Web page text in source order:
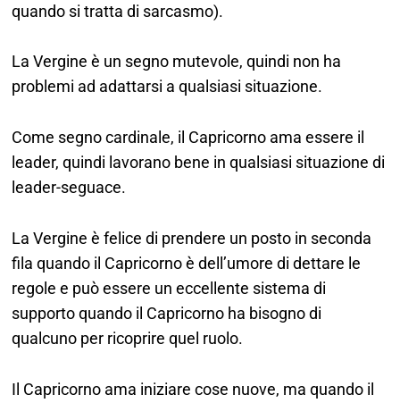
quando si tratta di sarcasmo).
La Vergine è un segno mutevole, quindi non ha
problemi ad adattarsi a qualsiasi situazione.
Come segno cardinale, il Capricorno ama essere il
leader, quindi lavorano bene in qualsiasi situazione di
leader-seguace.
La Vergine è felice di prendere un posto in seconda
fila quando il Capricorno è dell’umore di dettare le
regole e può essere un eccellente sistema di
supporto quando il Capricorno ha bisogno di
qualcuno per ricoprire quel ruolo.
Il Capricorno ama iniziare cose nuove, ma quando il